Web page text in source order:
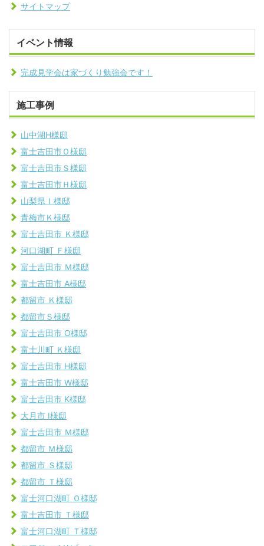
サイトマップ
イベント情報
完成見学会は家づくり勉強会です！
施工事例
山中湖H様邸
富士吉田市Ｏ様邸
富士吉田市Ｓ様邸
富士吉田市Ｈ様邸
山梨県Ｉ様邸
青梅市Ｋ様邸
富士吉田市 Ｋ様邸
河口湖町 Ｆ様邸
富士吉田市 Ｍ様邸
富士吉田市 A様邸
都留市 Ｋ様邸
都留市Ｓ様邸
富士吉田市 O様邸
富士川町 Ｋ様邸
富士吉田市 H様邸
富士吉田市 W様邸
富士吉田市 K様邸
大月市 I様邸
富士吉田市 Ｍ様邸
都留市 Ｍ様邸
都留市 Ｓ様邸
都留市 Ｔ様邸
富士河口湖町 Ｏ様邸
富士吉田市 Ｔ様邸
富士河口湖町 Ｔ様邸